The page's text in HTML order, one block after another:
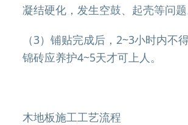
凝结硬化，发生空鼓、起壳等问题
（3）铺贴完成后，2~3小时内不
锦砖应养护4~5天才可上人。
木地板施工工艺流程